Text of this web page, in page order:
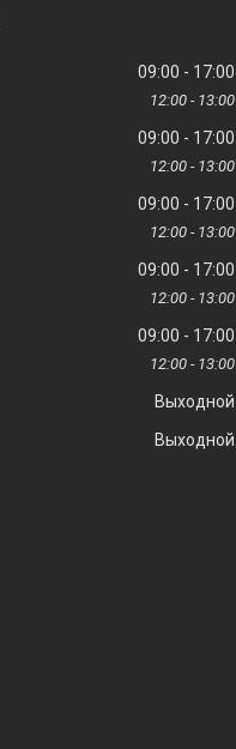
09:00 17:00
12:00 13:00
09:00 17:00
12:00 13:00
09:00 17:00
12:00 13:00
09:00 17:00
12:00 13:00
09:00 17:00
12:00 13:00
Выходной
Выходной